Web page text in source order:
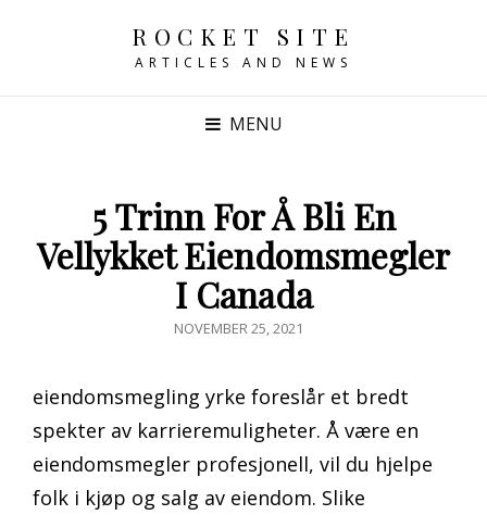
ROCKET SITE
ARTICLES AND NEWS
MENU
5 Trinn For Å Bli En
Vellykket Eiendomsmegler
I Canada
POSTED
NOVEMBER 25, 2021
eiendomsmegling yrke foreslår et bredt
spekter av karrieremuligheter. Å være en
eiendomsmegler profesjonell, vil du hjelpe
folk i kjøp og salg av eiendom. Slike